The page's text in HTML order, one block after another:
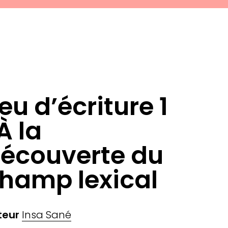
d’écriture 1
la
du
lexical
Insa Sané